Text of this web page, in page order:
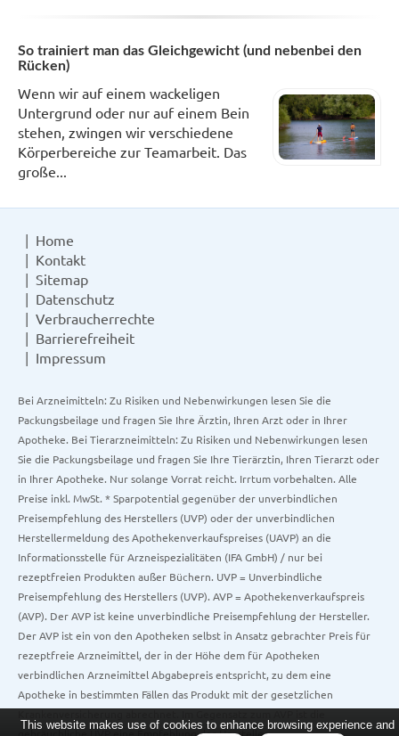
So trainiert man das Gleichgewicht (und nebenbei den
Rücken)
Wenn wir auf einem wackeligen
Untergrund oder nur auf einem Bein
stehen, zwingen wir verschiedene
Körperbereiche zur Teamarbeit. Das
große...
Home
Kontakt
Sitemap
Datenschutz
Verbraucherrechte
Barrierefreiheit
Impressum
Bei Arzneimitteln: Zu Risiken und Nebenwirkungen lesen Sie die
Packungsbeilage und fragen Sie Ihre Ärztin, Ihren Arzt oder in Ihrer
Apotheke. Bei Tierarzneimitteln: Zu Risiken und Nebenwirkungen lesen
Sie die Packungsbeilage und fragen Sie Ihre Tierärztin, Ihren Tierarzt oder
in Ihrer Apotheke. Nur solange Vorrat reicht. Irrtum vorbehalten. Alle
Preise inkl. MwSt. * Sparpotential gegenüber der unverbindlichen
Preisempfehlung des Herstellers (UVP) oder der unverbindlichen
Herstellermeldung des Apothekenverkaufspreises (UAVP) an die
Informationsstelle für Arzneispezialitäten (IFA GmbH) / nur bei
rezeptfreien Produkten außer Büchern. UVP = Unverbindliche
Preisempfehlung des Herstellers (UVP). AVP = Apothekenverkaufspreis
(AVP). Der AVP ist keine unverbindliche Preisempfehlung der Hersteller.
Der AVP ist ein von den Apotheken selbst in Ansatz gebrachter Preis für
rezeptfreie Arzneimittel, der in der Höhe dem für Apotheken
verbindlichen Arzneimittel Abgabepreis entspricht, zu dem eine
Apotheke in bestimmten Fällen das Produkt mit der gesetzlichen
This website makes use of cookies to enhance browsing experience and